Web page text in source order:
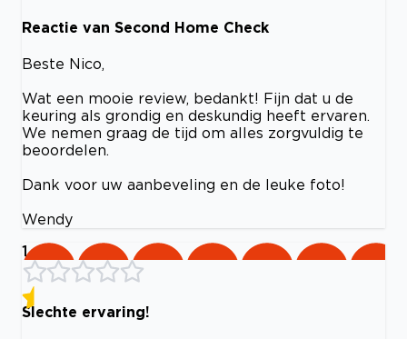
Reactie van Second Home Check
Beste Nico,
Wat een mooie review, bedankt! Fijn dat u de
keuring als grondig en deskundig heeft ervaren.
We nemen graag de tijd om alles zorgvuldig te
beoordelen.
Dank voor uw aanbeveling en de leuke foto!
Wendy
1
Slechte ervaring!